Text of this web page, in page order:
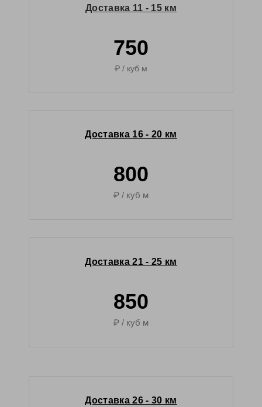
Доставка 11 - 15 км
750
₽ / куб м
Доставка 16 - 20 км
800
₽ / куб м
Доставка 21 - 25 км
850
₽ / куб м
Доставка 26 - 30 км